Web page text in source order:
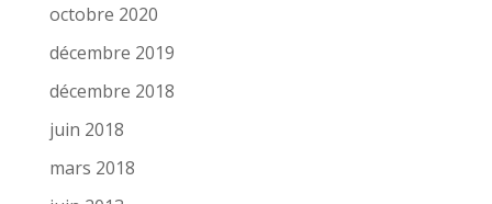
octobre 2020
décembre 2019
décembre 2018
juin 2018
mars 2018